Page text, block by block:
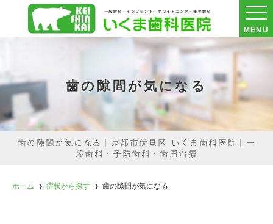
MENU
歯の隙間が気になる
歯の隙間が気になる｜京都市伏見区 いくま歯科医院｜一
般歯科・予防歯科・歯周治療
ホーム 症状から探す 歯の隙間が気になる